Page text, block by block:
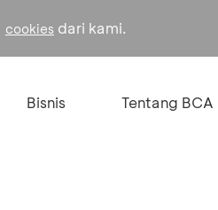
cookies dari kami.
Bisnis Tentang BCA